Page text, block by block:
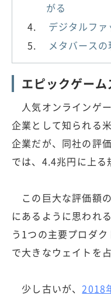
がる
デジタルフ
メタバース
エピックゲー
人気オンラインゲ
企業として知られる米
企業だが、同社の評
では、4.4兆円に上る
この巨大な評価額
にあるように思われ
う1つの主要プロダ
で大きなウェイトを
少し古いが、2018